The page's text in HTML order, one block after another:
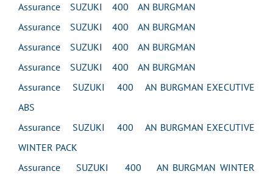
Assurance SUZUKI 400 AN BURGMAN
Assurance SUZUKI 400 AN BURGMAN
Assurance SUZUKI 400 AN BURGMAN
Assurance SUZUKI 400 AN BURGMAN
Assurance SUZUKI 400 AN BURGMAN EXECUTIVE
ABS
Assurance SUZUKI 400 AN BURGMAN EXECUTIVE
WINTER PACK
Assurance SUZUKI 400 AN BURGMAN WINTER